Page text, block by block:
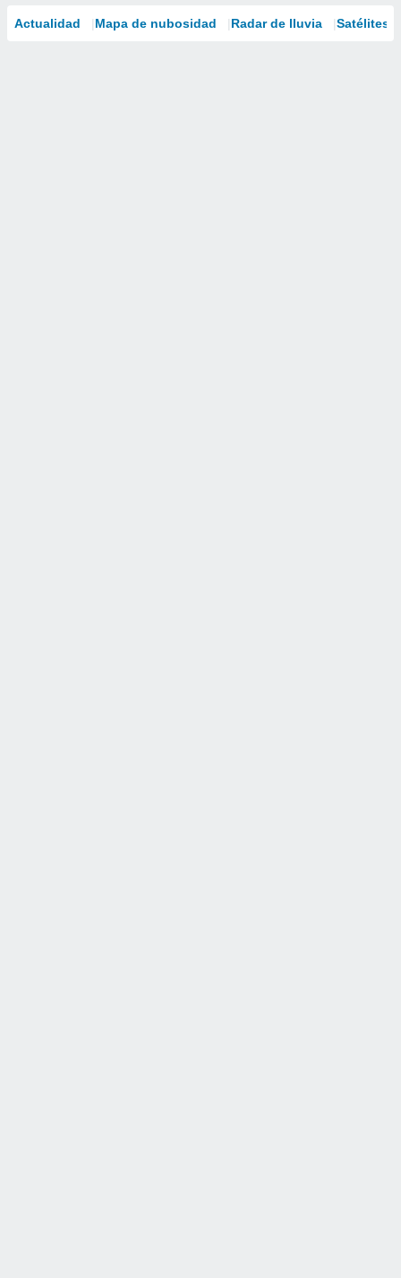
Actualidad Mapa de nubosidad Radar de lluvia Satélites